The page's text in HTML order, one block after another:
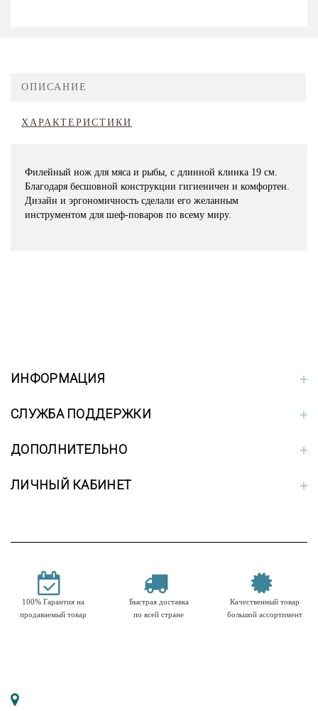
ОПИСАНИЕ
ХАРАКТЕРИСТИКИ
Филейный нож для мяса и рыбы, с длинной клинка 19 см.
Благодаря бесшовной конструкции гигиеничен и комфортен.
Дизайн и эргономичность сделали его желанным
инструментом для шеф-поваров по всему миру.
ИНФОРМАЦИЯ
СЛУЖБА ПОДДЕРЖКИ
ДОПОЛНИТЕЛЬНО
ЛИЧНЫЙ КАБИНЕТ
100% Гарантия на
продаваемый товар
Быстрая доставка
по всей стране
Качественный товар
большой ассортимент